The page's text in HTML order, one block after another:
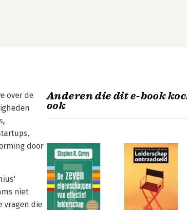
over de
door
niet
vragen die
Anderen die dit e-book
ook